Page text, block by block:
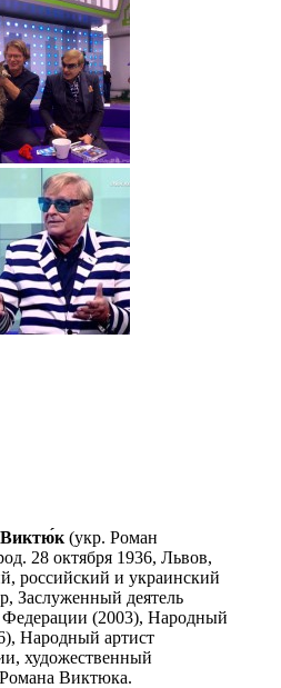
Виктю́к (укр. Роман
28 октября 1936, Львов,
российский и украинский
Заслуженный деятель
Федерации (2003), Народный
Народный артист
художественный
Романа Виктюка.